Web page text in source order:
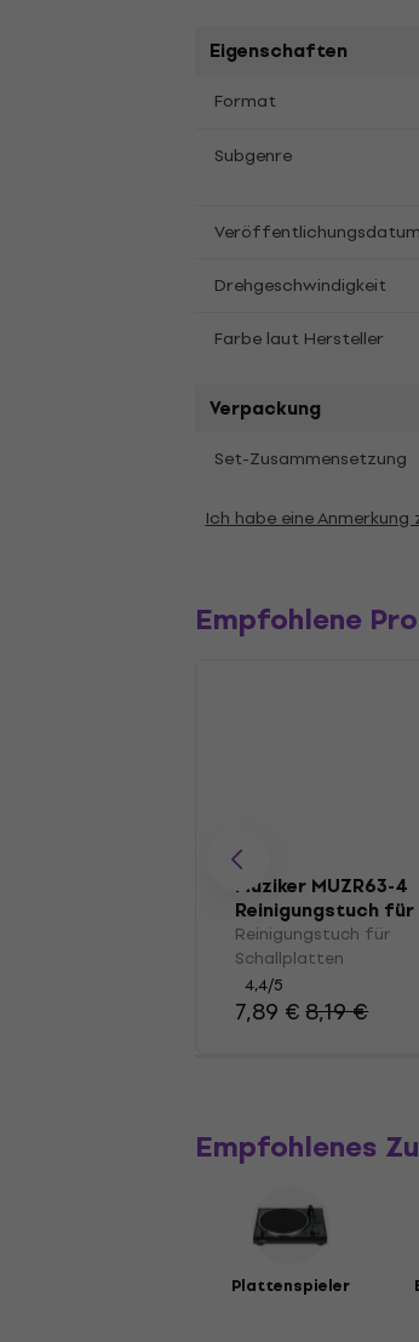
Eigenschaften
Format
Subgenre
Veröffentlichungsdatum
Drehgeschwindigkeit
Farbe laut Hersteller
Verpackung
Set-Zusammensetzung
Ich habe eine
Empfohlene
Muziker MUZR63-4
Reinigungstuch für
Schallplatten
Reinigungstuch für
Schallplatten
4,4/5
7,89 €8,19 €
Empfohlenes
Plattenspieler